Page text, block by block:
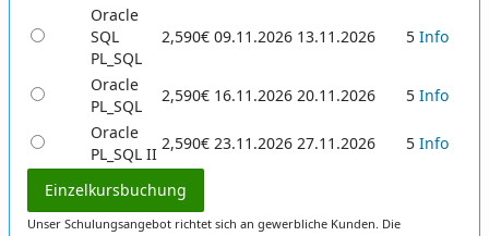
Oracle
SQL
PL_SQL
2,590€ 09.11.2026 13.11.2026 5 Info
Oracle
PL_SQL
2,590€ 16.11.2026 20.11.2026 5 Info
Oracle
PL_SQL II
2,590€ 23.11.2026 27.11.2026 5 Info
Einzelkursbuchung
Unser Schulungsangebot richtet sich an gewerbliche Kunden. Die